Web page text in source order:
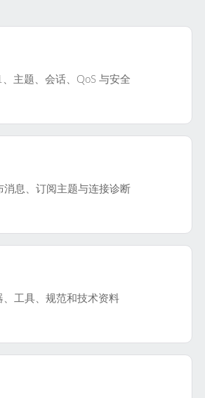
主题、会话、QoS 与安全
消息、订阅主题与连接诊断
、工具、规范和技术资料